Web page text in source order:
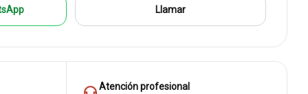
Llamar
Atención profesional